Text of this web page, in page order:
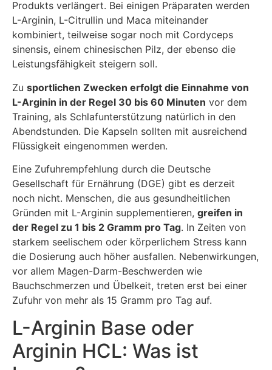
Produkts verlängert. Bei einigen Präparaten werden
L-Arginin, L-Citrullin und Maca miteinander
kombiniert, teilweise sogar noch mit Cordyceps
sinensis, einem chinesischen Pilz, der ebenso die
Leistungsfähigkeit steigern soll.
Zu sportlichen Zwecken erfolgt die Einnahme von
L-Arginin in der Regel 30 bis 60 Minuten vor dem
Training, als Schlafunterstützung natürlich in den
Abendstunden. Die Kapseln sollten mit ausreichend
Flüssigkeit eingenommen werden.
Eine Zufuhrempfehlung durch die Deutsche
Gesellschaft für Ernährung (DGE) gibt es derzeit
noch nicht. Menschen, die aus gesundheitlichen
Gründen mit L-Arginin supplementieren, greifen in
der Regel zu 1 bis 2 Gramm pro Tag. In Zeiten von
starkem seelischem oder körperlichem Stress kann
die Dosierung auch höher ausfallen. Nebenwirkungen,
vor allem Magen-Darm-Beschwerden wie
Bauchschmerzen und Übelkeit, treten erst bei einer
Zufuhr von mehr als 15 Gramm pro Tag auf.
L-Arginin Base oder
Arginin HCL: Was ist